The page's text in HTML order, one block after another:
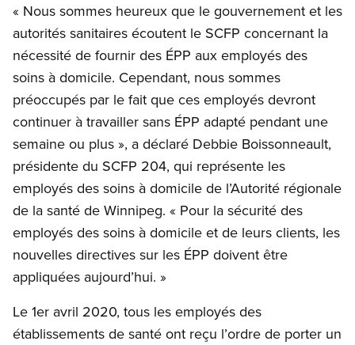
« Nous sommes heureux que le gouvernement et les
autorités sanitaires écoutent le SCFP concernant la
nécessité de fournir des ÉPP aux employés des
soins à domicile. Cependant, nous sommes
préoccupés par le fait que ces employés devront
continuer à travailler sans ÉPP adapté pendant une
semaine ou plus », a déclaré Debbie Boissonneault,
présidente du SCFP 204, qui représente les
employés des soins à domicile de l’Autorité régionale
de la santé de Winnipeg. « Pour la sécurité des
employés des soins à domicile et de leurs clients, les
nouvelles directives sur les ÉPP doivent être
appliquées aujourd’hui. »
Le 1er avril 2020, tous les employés des
établissements de santé ont reçu l’ordre de porter un